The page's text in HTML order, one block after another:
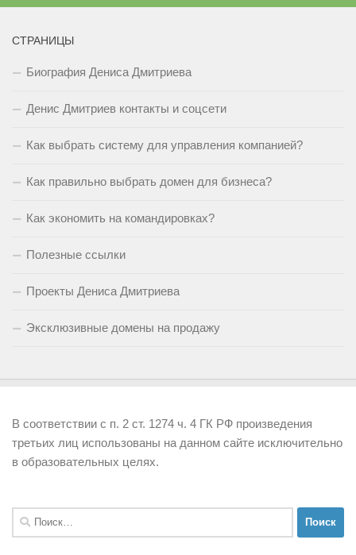
СТРАНИЦЫ
Биография Дениса Дмитриева
Денис Дмитриев контакты и соцсети
Как выбрать систему для управления компанией?
Как правильно выбрать домен для бизнеса?
Как экономить на командировках?
Полезные ссылки
Проекты Дениса Дмитриева
Эксклюзивные домены на продажу
В соответствии с п. 2 ст. 1274 ч. 4 ГК РФ произведения
третьих лиц использованы на данном сайте исключительно
в образовательных целях.
Найти: